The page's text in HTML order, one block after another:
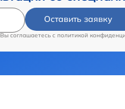
Оставить заявку
соглашаетесь c политикой